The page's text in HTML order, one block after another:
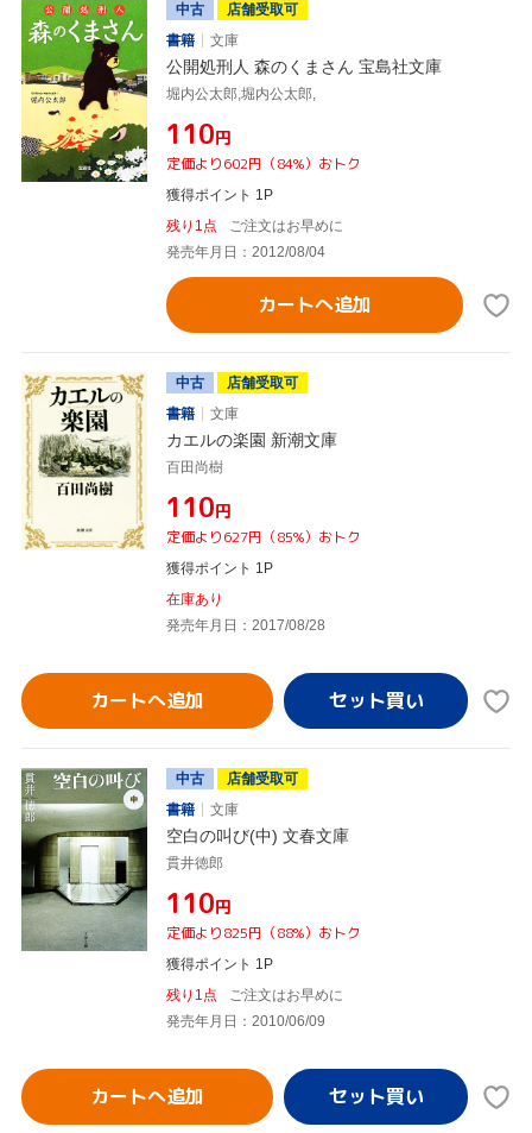
中古
店舗受取可
書籍
文庫
公開処刑人 森のくまさん 宝島社文庫
堀内公太郎,堀内公太郎,
¥110円
定価より602円（84%）おトク
獲得ポイント 1P
残り1点
ご注文はお早めに
発売年月日：2012/08/04
カートへ追加
中古
店舗受取可
書籍
文庫
カエルの楽園 新潮文庫
百田尚樹
¥110円
定価より627円（85%）おトク
獲得ポイント 1P
在庫あり
発売年月日：2017/08/28
カートへ追加
中古
店舗受取可
書籍
文庫
空白の叫び(中) 文春文庫
貫井徳郎
¥110円
定価より825円（88%）おトク
獲得ポイント 1P
残り1点
ご注文はお早めに
発売年月日：2010/06/09
カートへ追加